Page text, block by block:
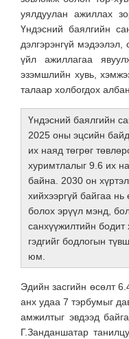
уялдуулан ажиллах
Үндэсний баялгийн
дэлгэрэнгүй
үйл ажиллагаа
эзэмшлийн хувь,
талаар холбогдох
Үндэсний баялгийн
2025 оны эцсийн
их наяд төгрөг
хуримтлалыг 9.6 их
байна. 2030 он
хийхээргүй байгаа
болох эрүүл мэнд,
санхүүжилтийн бодит
гэдгийг бодлогын
юм.
Эдийн засгийн өсөлт
анх удаа 7 тэрбумыг
амжилтыг эвдээд
Г.Занданшатар